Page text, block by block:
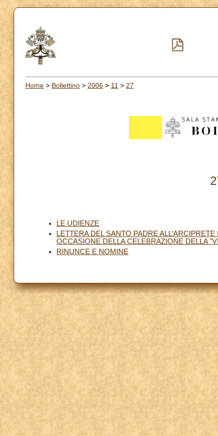
Home > Bollettino > 2006 > 11 > 27
LE UDIENZE
LETTERA DEL SANTO PADRE
OCCASIONE DELLA CELEBRAZIONE DELLA
RINUNCE E NOMINE